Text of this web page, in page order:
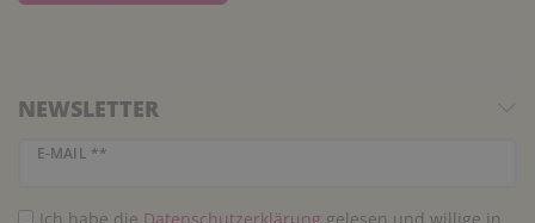
NEWSLETTER
E-MAIL **
Newsletter Honig